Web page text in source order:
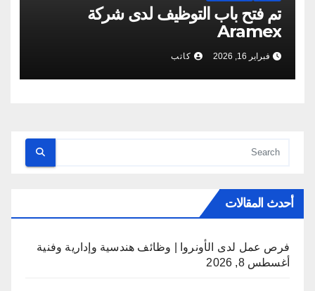
تم فتح باب التوظيف لدى شركة
Aramex
فبراير 16, 2026 كاتب
أحدث المقالات
فرص عمل لدى الأونروا | وظائف هندسية وإدارية وفنية
أغسطس 8, 2026